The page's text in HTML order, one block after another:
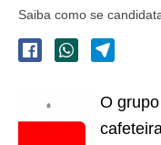
Saiba como se
O